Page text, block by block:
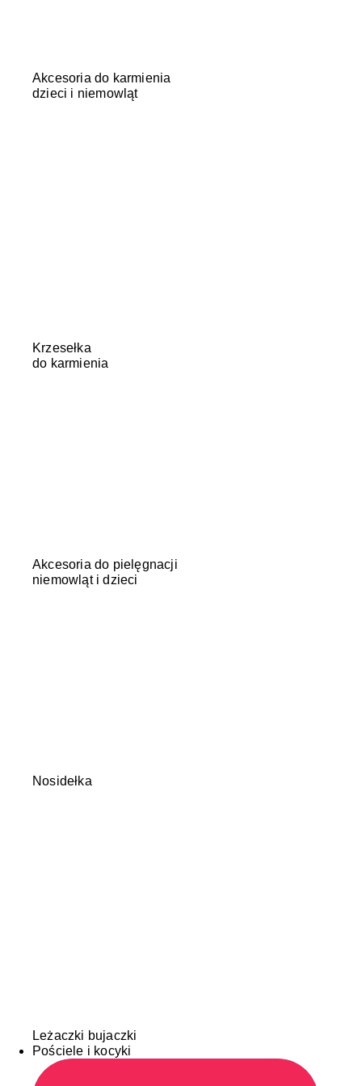
Akcesoria do karmienia
dzieci i niemowląt
Krzesełka
do karmienia
Akcesoria do pielęgnacji
niemowląt i dzieci
Nosidełka
Leżaczki bujaczki
Pościele i kocyki